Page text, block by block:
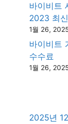
바이비트
2023 최
1월 26,
바이비트
수수료
1월 26,
2025년